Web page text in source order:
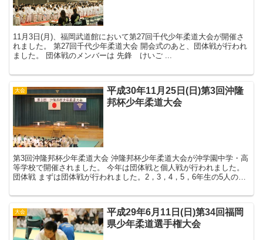
11月3日(月)、福岡武道館において第27回千代少年柔道大会が開催さ
れました。 第27回千代少年柔道大会 開会式のあと、団体戦が行われ
ました。 団体戦のメンバーは 先鋒 けいご ...
大会
平成30年11月25日(日)第3回沖隆
邦杯少年柔道大会
第3回沖隆邦杯少年柔道大会 沖隆邦杯少年柔道大会が沖学園中学・高
等学校で開催されました。 今年は団体戦と個人戦が行われました。
団体戦 まずは団体戦が行われました。2，3，4，5，6年生の5人のチ
大会
平成29年6月11日(日)第34回福岡
県少年柔道選手権大会